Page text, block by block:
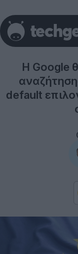
Η Google
default